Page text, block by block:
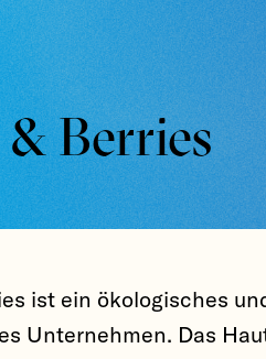
Berries
ist ein ökologisches
Unternehmen. Das